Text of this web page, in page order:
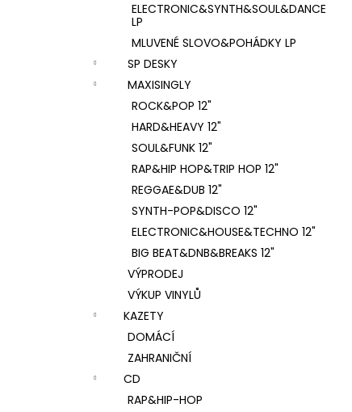
ELECTRONIC&SYNTH&SOUL&DANCE
LP
MLUVENÉ SLOVO&POHÁDKY LP
SP DESKY
MAXISINGLY
ROCK&POP 12"
HARD&HEAVY 12"
SOUL&FUNK 12"
RAP&HIP HOP&TRIP HOP 12"
REGGAE&DUB 12"
SYNTH-POP&DISCO 12"
ELECTRONIC&HOUSE&TECHNO 12"
BIG BEAT&DNB&BREAKS 12"
VÝPRODEJ
VÝKUP VINYLŮ
KAZETY
DOMÁCÍ
ZAHRANIČNÍ
CD
RAP&HIP-HOP